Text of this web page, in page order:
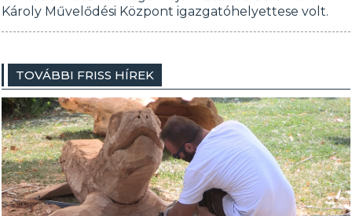
Károly Művelődési Központ igazgatóhelyettese volt.
TOVÁBBI FRISS HÍREK